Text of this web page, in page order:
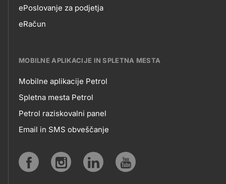
EPOSLOVANJE
ePoslovanje za podjetja
eRačun
MOBILNE APLIKACIJE IN SPLETNA MESTA
MOBILNE
APLIKACIJE
SPLETNA
Mobilne aplikacije Petrol
Spletna mesta Petrol
Petrol raziskovalni panel
Email in SMS obveščanje